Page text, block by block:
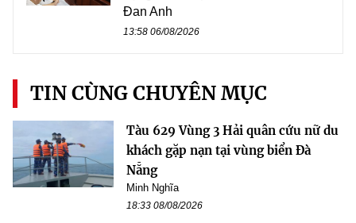
Đan Anh
13:58 06/08/2026
TIN CÙNG CHUYÊN MỤC
Tàu 629 Vùng 3 Hải quân cứu nữ du
khách gặp nạn tại vùng biển Đà
Nẵng
Minh Nghĩa
18:33 08/08/2026